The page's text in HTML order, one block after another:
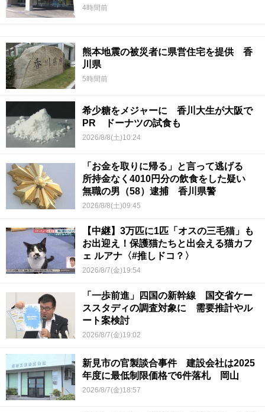
4時間前
熊本地震の被災者に県営住宅を提供 香
川県
5時間前
希少糖をメジャーに 香川大生が大阪で
PR ドーナツの試食も
2026/8/8(土)10:24
「お金を取りに帰る」と言って逃げる
所持金なく4010円分の飲食をした疑い
無職の男（58）逮捕 香川県警
2026/8/8(土)09:45
【中継】3万匹に1匹「オスの三毛猫」も
お出迎え！保護猫たちと出会える猫カフ
ェ ルアナ〈#推しドコ？〉
2026/8/7(金)19:54
「一歩前進」四国の新幹線 国交省ケー
ススタディの調査対象に 需要推計やル
ート案検討
2026/8/7(金)19:02
新見市の官製談合事件 建設会社は2025
年度に最低制限価格で6件落札 岡山
2026/8/7(金)18:57